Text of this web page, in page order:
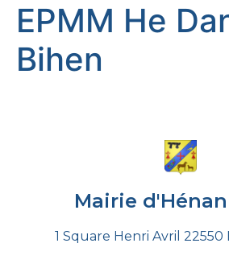
EPMM He
Bihen
Mairie
1 Square Henri Avril